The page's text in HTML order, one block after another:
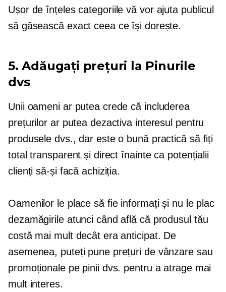
Ușor de înțelescategoriile vă vor ajuta publicul
să găsească exact ceea ce își dorește.
5. Adăugați prețuri la Pinurile
dvs
Unii oameni ar putea crede că includerea
prețurilor ar putea dezactiva interesul pentru
produsele dvs., dar este o bună practică să fiți
total transparent și direct înainte ca potențialii
clienți să-și facă achiziția.
Oamenilor le place să fie informați și nu le plac
dezamăgirile atunci când află că produsul tău
costă mai mult decât era anticipat. De
asemenea, puteți pune prețuri de vânzare sau
promoționale pe pinii dvs. pentru a atrage mai
mult interes.